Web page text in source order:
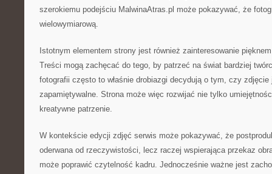
szerokiemu podejściu MalwinaAtras.pl może pokazywać, że
wielowymiarową.
Istotnym elementem strony jest również zainteresowanie
Treści mogą zachęcać do tego, by patrzeć na świat bardziej
fotografii często to właśnie drobiazgi decydują o tym, czy
zapamiętywalne. Strona może więc rozwijać nie tylko
kreatywne patrzenie.
W kontekście edycji zdjęć serwis może pokazywać, że
oderwana od rzeczywistości, lecz raczej wspierająca przekaz
może poprawić czytelność kadru. Jednocześnie ważne jest